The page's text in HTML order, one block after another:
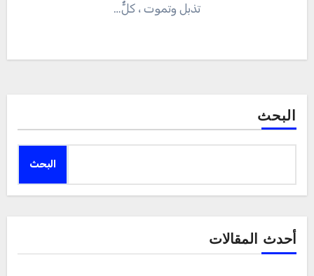
تذبل وتموت ، كلٌّ…
البحث
البحث
أحدث المقالات